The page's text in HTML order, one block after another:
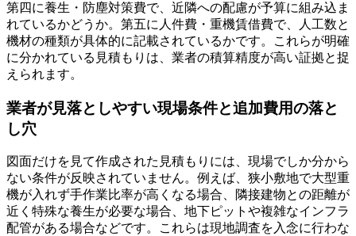
第四に養生・防塵対策費で、近隣への配慮が予算に組み込ま
れているかどうか。第五に人件費・重機賃借費で、人工数と
機材の種類が具体的に記載されているかです。これらが明確
に分かれている見積もりは、業者の積算精度が高い証拠と捉
えられます。
業者が見落としやすい現場条件と追加費用の落と
し穴
図面だけを見て作成された見積もりには、現場でしか分から
ない条件が反映されていません。例えば、狭小敷地で大型重
機が入れず手作業比率が高くなる場合、隣接建物との距離が
近く特殊な養生が必要な場合、地下ピットや複雑なインフラ
配管がある場合などです。これらは現地調査を入念に行わな